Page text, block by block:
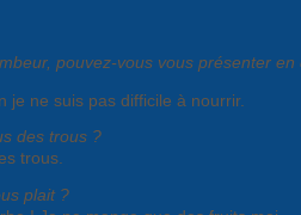
pouvez-vous vous présenter en
je ne suis pas difficile à nourrir.
des trous ?
trous.
plait ?